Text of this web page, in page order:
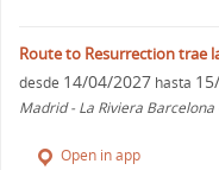
Route to Resurrection trae
desde 14/04/2027 hasta
Madrid - La Riviera
Open in app